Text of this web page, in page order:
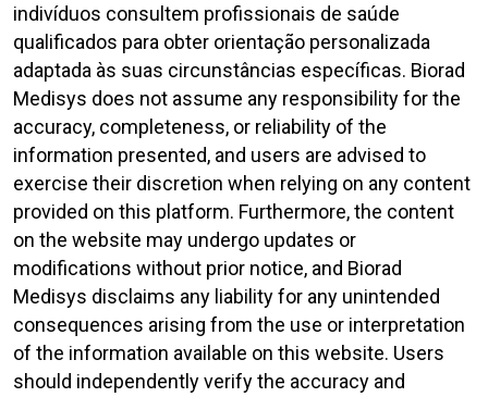
indivíduos consultem profissionais de saúde
qualificados para obter orientação personalizada
adaptada às suas circunstâncias específicas. Biorad
Medisys does not assume any responsibility for the
accuracy, completeness, or reliability of the
information presented, and users are advised to
exercise their discretion when relying on any content
provided on this platform. Furthermore, the content
on the website may undergo updates or
modifications without prior notice, and Biorad
Medisys disclaims any liability for any unintended
consequences arising from the use or interpretation
of the information available on this website. Users
should independently verify the accuracy and